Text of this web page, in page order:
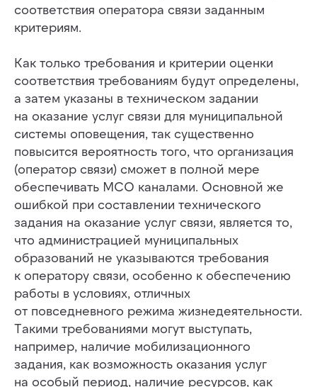
соответствия оператора связи заданным
критериям.
Как только требования и критерии оценки
соответствия требованиям будут определены,
а затем указаны в техническом задании
на оказание услуг связи для муниципальной
системы оповещения, так существенно
повысится вероятность того, что организация
(оператор связи) сможет в полной мере
обеспечивать МСО каналами. Основной же
ошибкой при составлении технического
задания на оказание услуг связи, является то,
что администрацией муниципальных
образований не указываются требования
к оператору связи, особенно к обеспечению
работы в условиях, отличных
от повседневного режима жизнедеятельности.
Такими требованиями могут выступать,
например, наличие мобилизационного
задания, как возможность оказания услуг
на особый период, наличие ресурсов, как